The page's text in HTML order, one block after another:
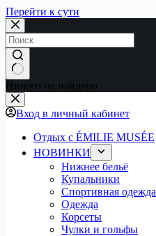
Перейти к сути
Ничего не найдено
Вход в личный кабинет
Отдых с ÉMILIE MUSÉE
НОВИНКИ
Нижнее бельё
Купальники
Спортивная одежда
Одежда
Корсеты
Чулки и гольфы